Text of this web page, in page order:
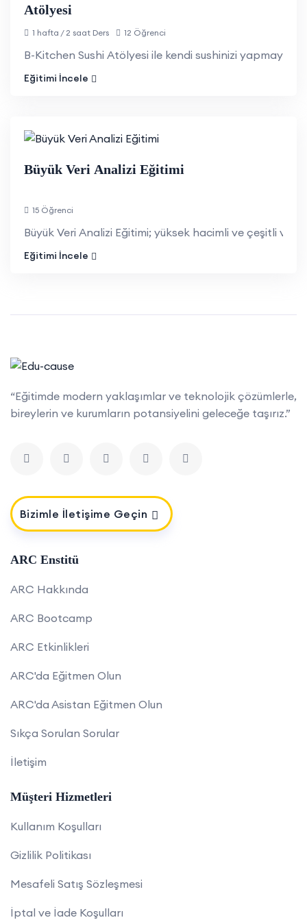
Atölyesi
1 hafta / 2 saat Ders 12 Öğrenci
B-Kitchen Sushi Atölyesi ile kendi sushinizi yapmayı
Eğitimi İncele
Büyük Veri Analizi Eğitimi
15 Öğrenci
Büyük Veri Analizi Eğitimi; yüksek hacimli ve çeşitli
Eğitimi İncele
“Eğitimde modern yaklaşımlar ve teknolojik çözümlerle,
bireylerin ve kurumların potansiyelini geleceğe taşırız.”
Bizimle İletişime Geçin
ARC Enstitü
ARC Hakkında
ARC Bootcamp
ARC Etkinlikleri
ARC'da Eğitmen Olun
ARC'da Asistan Eğitmen Olun
Sıkça Sorulan Sorular
İletişim
Müşteri Hizmetleri
Kullanım Koşulları
Gizlilik Politikası
Mesafeli Satış Sözleşmesi
İptal ve İade Koşulları